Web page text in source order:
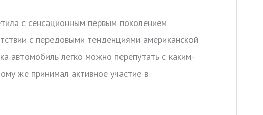
c сенсационным первым поколением
с передовыми тенденциями американской
автомобиль легко можно перепутать с каким-
же принимал активное участие в